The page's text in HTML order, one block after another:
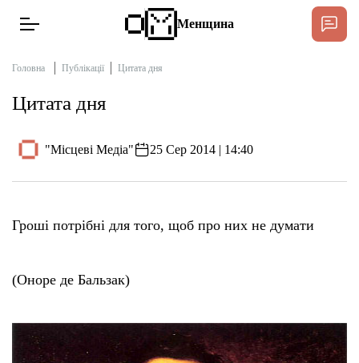
Бюджет
Менщина
Головна Публікації Цитата дня
Цитата дня
"Місцеві Медіа" 25 Сер 2014 | 14:40
Гроші потрібні для того, щоб про них не думати
(Оноре де Бальзак)